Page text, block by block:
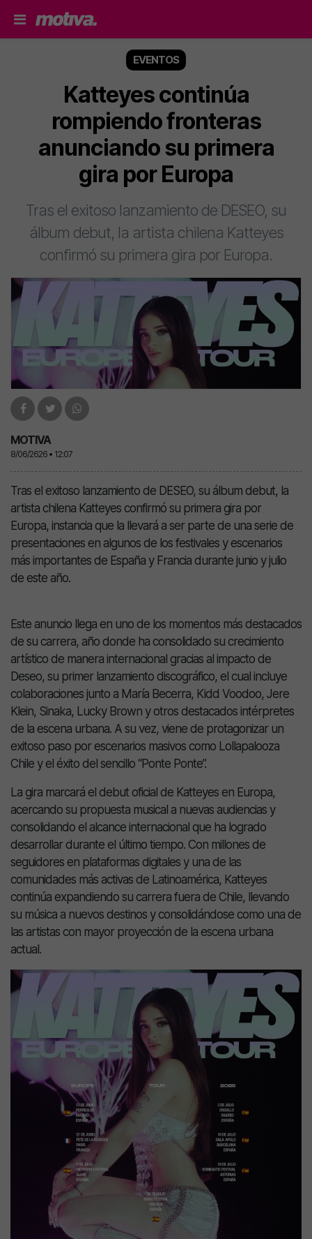
EVENTOS
Katteyes continúa
rompiendo fronteras
anunciando su primera
gira por Europa
Tras el exitoso lanzamiento de DESEO, su
álbum debut, la artista chilena Katteyes
confirmó su primera gira por Europa.
MOTIVA
8/06/2626 • 12:07
Tras el exitoso lanzamiento de DESEO, su álbum debut, la
artista chilena Katteyes confirmó su primera gira por
Europa, instancia que la llevará a ser parte de una serie de
presentaciones en algunos de los festivales y escenarios
más importantes de España y Francia durante junio y julio
de este año.
Este anuncio llega en uno de los momentos más destacados
de su carrera, año donde ha consolidado su crecimiento
artístico de manera internacional gracias al impacto de
Deseo, su primer lanzamiento discográfico, el cual incluye
colaboraciones junto a María Becerra, Kidd Voodoo, Jere
Klein, Sinaka, Lucky Brown y otros destacados intérpretes
de la escena urbana. A su vez, viene de protagonizar un
exitoso paso por escenarios masivos como Lollapalooza
Chile y el éxito del sencillo “Ponte Ponte”.
La gira marcará el debut oficial de Katteyes en Europa,
acercando su propuesta musical a nuevas audiencias y
consolidando el alcance internacional que ha logrado
desarrollar durante el último tiempo. Con millones de
seguidores en plataformas digitales y una de las
comunidades más activas de Latinoamérica, Katteyes
continúa expandiendo su carrera fuera de Chile, llevando
su música a nuevos destinos y consolidándose como una de
las artistas con mayor proyección de la escena urbana
actual.